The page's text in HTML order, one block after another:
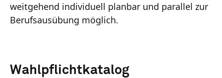
weitgehend individuell planbar und parallel zur
Berufsausübung möglich.
Wahlpflichtkatalog